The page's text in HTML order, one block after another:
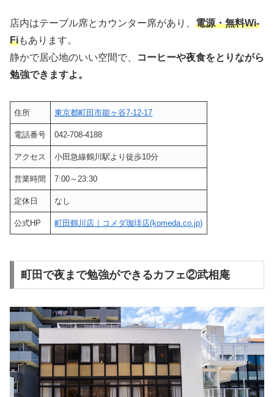
店内はテーブル席とカウンター席があり、 電源・無料Wi-
Fiもあります。
静かで居心地のいい空間で、
コーヒーや夜食をとりながら
勉強できますよ。
住所 東京都町田市能ヶ谷7-12-17
電話番号 042-708-4188
アクセス 小田急線鶴川駅より徒歩10分
営業時間 7:00～23:30
定休日 なし
公式HP 町田鶴川店｜コメダ珈琲店(komeda.co.jp)
町田で夜まで勉強ができるカフェ②武相庵